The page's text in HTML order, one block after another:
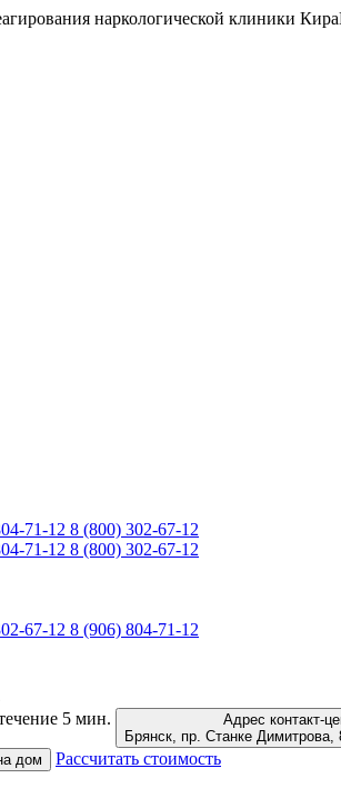
наркологической клиники
71-12 8 (800) 302-67-12
71-12 8 (800) 302-67-12
67-12 8 (906) 804-71-12
5 мин.
Адрес контакт-
Брянск, пр. Станке
дом Рассчитать стоимость